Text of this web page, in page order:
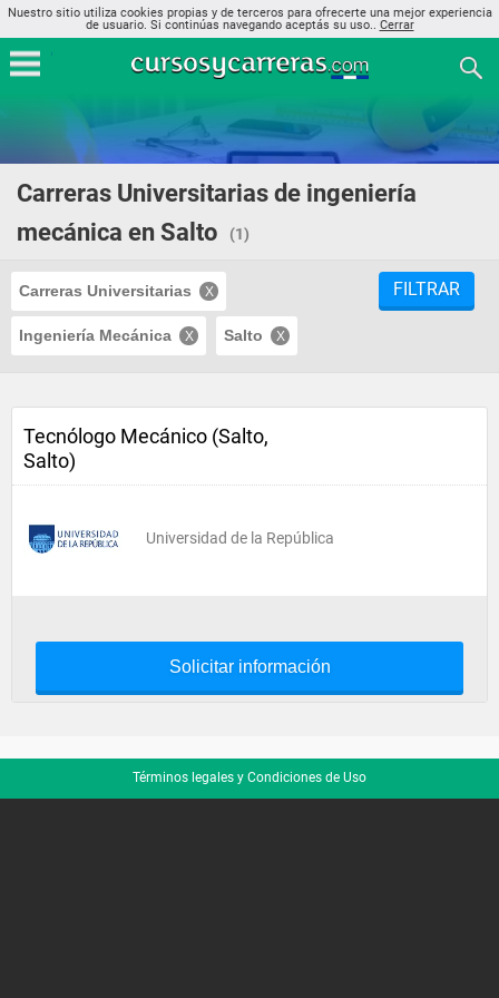
Nuestro sitio utiliza cookies propias y de terceros para ofrecerte una mejor experiencia
de usuario. Si continúas navegando aceptás su uso.. Cerrar
Carreras Universitarias de ingeniería
mecánica en Salto
(1)
Carreras Universitarias
Ingeniería Mecánica Salto
FILTRAR
Tecnólogo Mecánico (Salto,
Salto)
Universidad de la República
Solicitar información
Términos legales y Condiciones de Uso